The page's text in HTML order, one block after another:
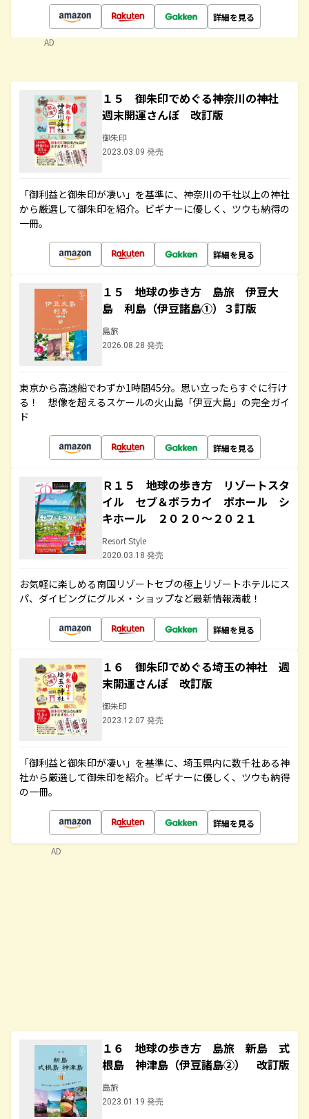
詳細を見る
AD
１５ 御朱印でめぐる神奈川の神社
週末開運さんぽ 改訂版
御朱印
2023.03.09 発売
「御利益と御朱印が凄い」を基準に、神奈川の千社以上の神社
から厳選して御朱印を紹介。ビギナーに優しく、ツウも納得の
一冊。
詳細を見る
１５ 地球の歩き方 島旅 伊豆大
島 利島（伊豆諸島①）３訂版
島旅
2026.08.28 発売
東京から高速船でわずか1時間45分。思い立ったらすぐに行け
る！ 想像を超えるスケールの火山島「伊豆大島」の完全ガイ
ド
詳細を見る
Ｒ１５ 地球の歩き方 リゾートスタ
イル セブ＆ボラカイ ボホール シ
キホール ２０２０～２０２１
Resort Style
2020.03.18 発売
お気軽に楽しめる南国リゾートセブの極上リゾートホテルにス
パ、ダイビングにグルメ・ショップなど最新情報満載！
詳細を見る
１６ 御朱印でめぐる埼玉の神社 週
末開運さんぽ 改訂版
御朱印
2023.12.07 発売
「御利益と御朱印が凄い」を基準に、埼玉県内に数千社ある神
社から厳選して御朱印を紹介。ビギナーに優しく、ツウも納得
の一冊。
詳細を見る
１６ 地球の歩き方 島旅 新島 式
根島 神津島（伊豆諸島②） 改訂版
島旅
2023.01.19 発売
AD